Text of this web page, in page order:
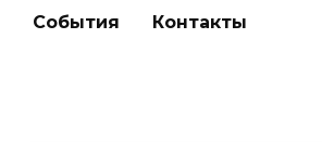
События Контакты